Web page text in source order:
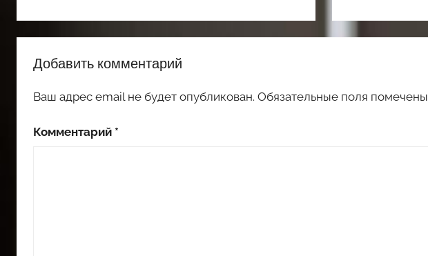
Добавить комментарий
Ваш адрес email не будет опубликован. Обязательные поля помечены
Комментарий *